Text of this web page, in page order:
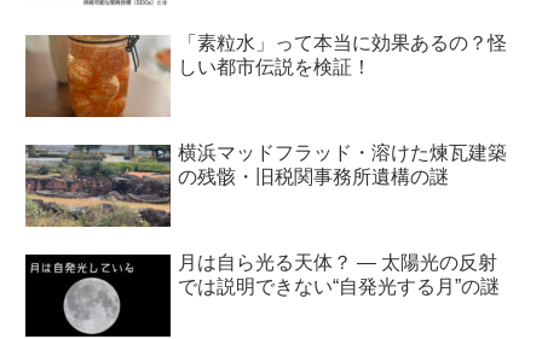
「素粒水」って本当に効果あるの？怪
しい都市伝説を検証！
横浜マッドフラッド・溶けた煉瓦建築
の残骸・旧税関事務所遺構の謎
月は自ら光る天体？ ― 太陽光の反射
では説明できない“自発光する月”の謎